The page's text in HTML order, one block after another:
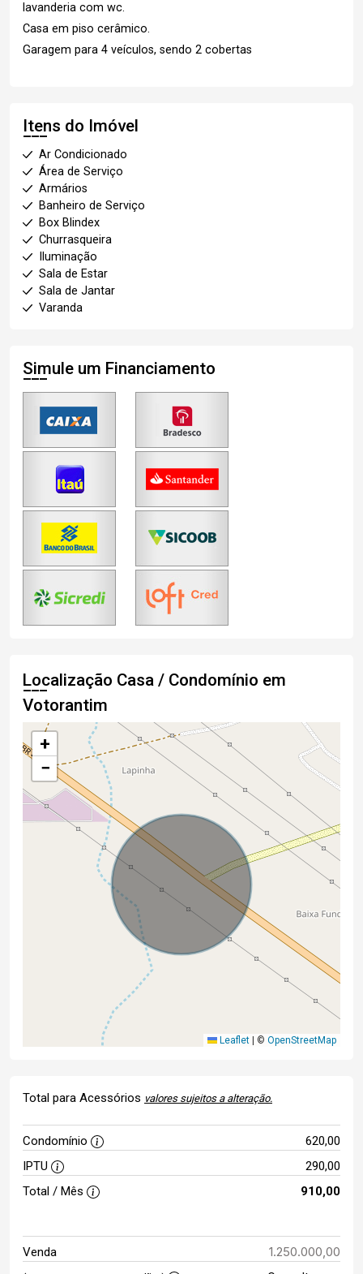
lavanderia com wc.
Casa em piso cerâmico.
Garagem para 4 veículos, sendo 2 cobertas
Itens do Imóvel
Ar Condicionado
Área de Serviço
Armários
Banheiro de Serviço
Box Blindex
Churrasqueira
Iluminação
Sala de Estar
Sala de Jantar
Varanda
Simule um Financiamento
Localização Casa / Condomínio em
Votorantim
+
−
Leaflet © OpenStreetMap
Total para Acessórios valores sujeitos a alteração.
Condomínio
620,00
IPTU
290,00
Total / Mês
910,00
Venda 1.250.000,00